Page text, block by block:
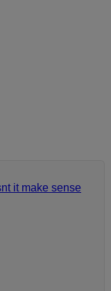
it make sense